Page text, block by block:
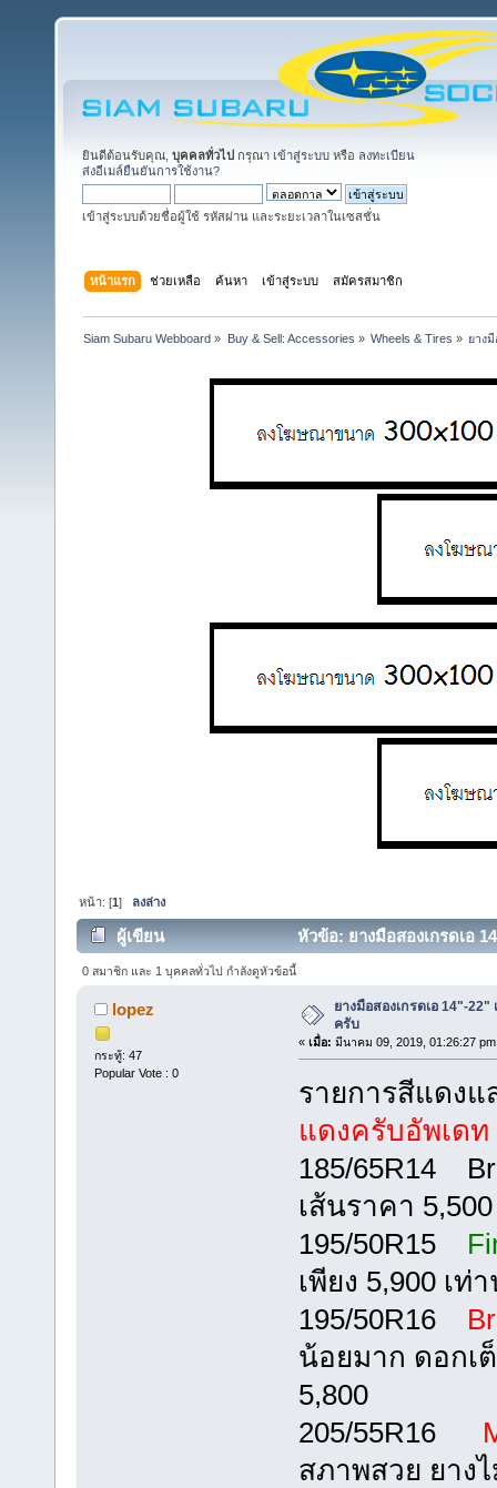
ยินดีต้อนรับคุณ, บุคคลทั่วไป กรุณา เข้าสู่ระบบ หรือ ลงทะเบียน
ส่งอีเมล์ยืนยันการใช้งาน?
เข้าสู่ระบบด้วยชื่อผู้ใช้ รหัสผ่าน และระยะเวลาในเซสชั่น
หน้าแรก ช่วยเหลือ ค้นหา เข้าสู่ระบบ สมัครสมาชิก
Siam Subaru Webboard » Buy & Sell: Accessories » Wheels & Tires » ยาง
หน้า: [1] ลงล่าง
ผู้เขียน หัวข้อ: ยางมือสองเกรดเอ
0 สมาชิก และ 1 บุคคลทั่วไป กำลังดูหัวข้อนี้
lopez
กระทู้: 47
Popular Vote : 0
ยางมือสองเกรดเอ 14"-
ครับ
« เมื่อ: มีนาคม 09, 2019, 01:26:27
รายการสีแดงแ
แดงครับอัพเดท
185/65R14
เส้นราคา 5,500
195/50R15
เพียง 5,900 เท่
195/50R16
น้อยมาก ดอกเ
5,800
205/55R16
สภาพสวย ยาง